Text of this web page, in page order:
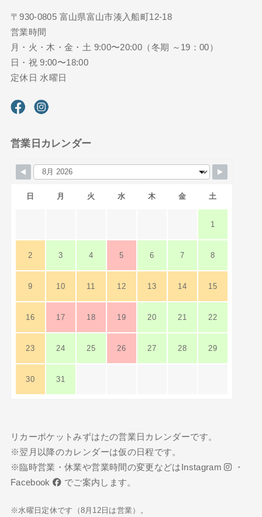
〒930-0805 富山県富山市湊入船町12-18
営業時間
月・火・木・金・土 9:00〜20:00（冬期 ～19：00）
日・祝 9:00〜18:00
定休日 水曜日
営業日カレンダー
日 月 火 水 木 金 土
1
2 3 4 5 6 7 8
9 10 11 12 13 14 15
16 17 18 19 20 21 22
23 24 25 26 27 28 29
30 31
リカーポケットみずはたの営業日カレンダーです。
※翌月以降のカレンダーは仮の日程です。
※臨時営業・休業や営業時間の変更などは Instagram
・
Facebook
でご案内します。
※水曜日定休です（8月12日は営業）。